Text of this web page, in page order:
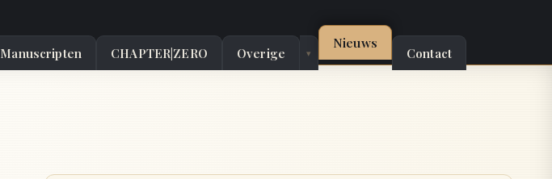
Manuscripten CHAPTER|ZERO Overige ▾
Nieuws
Contact